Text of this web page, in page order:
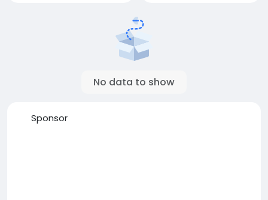
No data to show
Sponsor